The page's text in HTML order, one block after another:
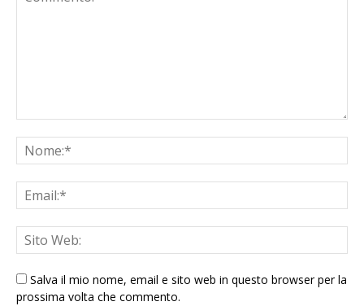
Salva il mio nome, email e sito web in questo browser per la
prossima volta che commento.